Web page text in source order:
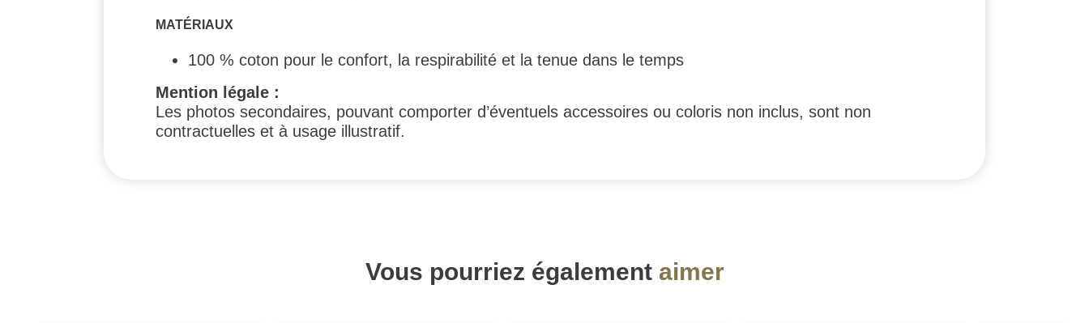
MATÉRIAUX
100 % coton pour le confort, la respirabilité et la tenue dans le temps
Mention légale :
Les photos secondaires, pouvant comporter d’éventuels accessoires ou coloris non inclus, sont non
contractuelles et à usage illustratif.
Vous pourriez également aimer